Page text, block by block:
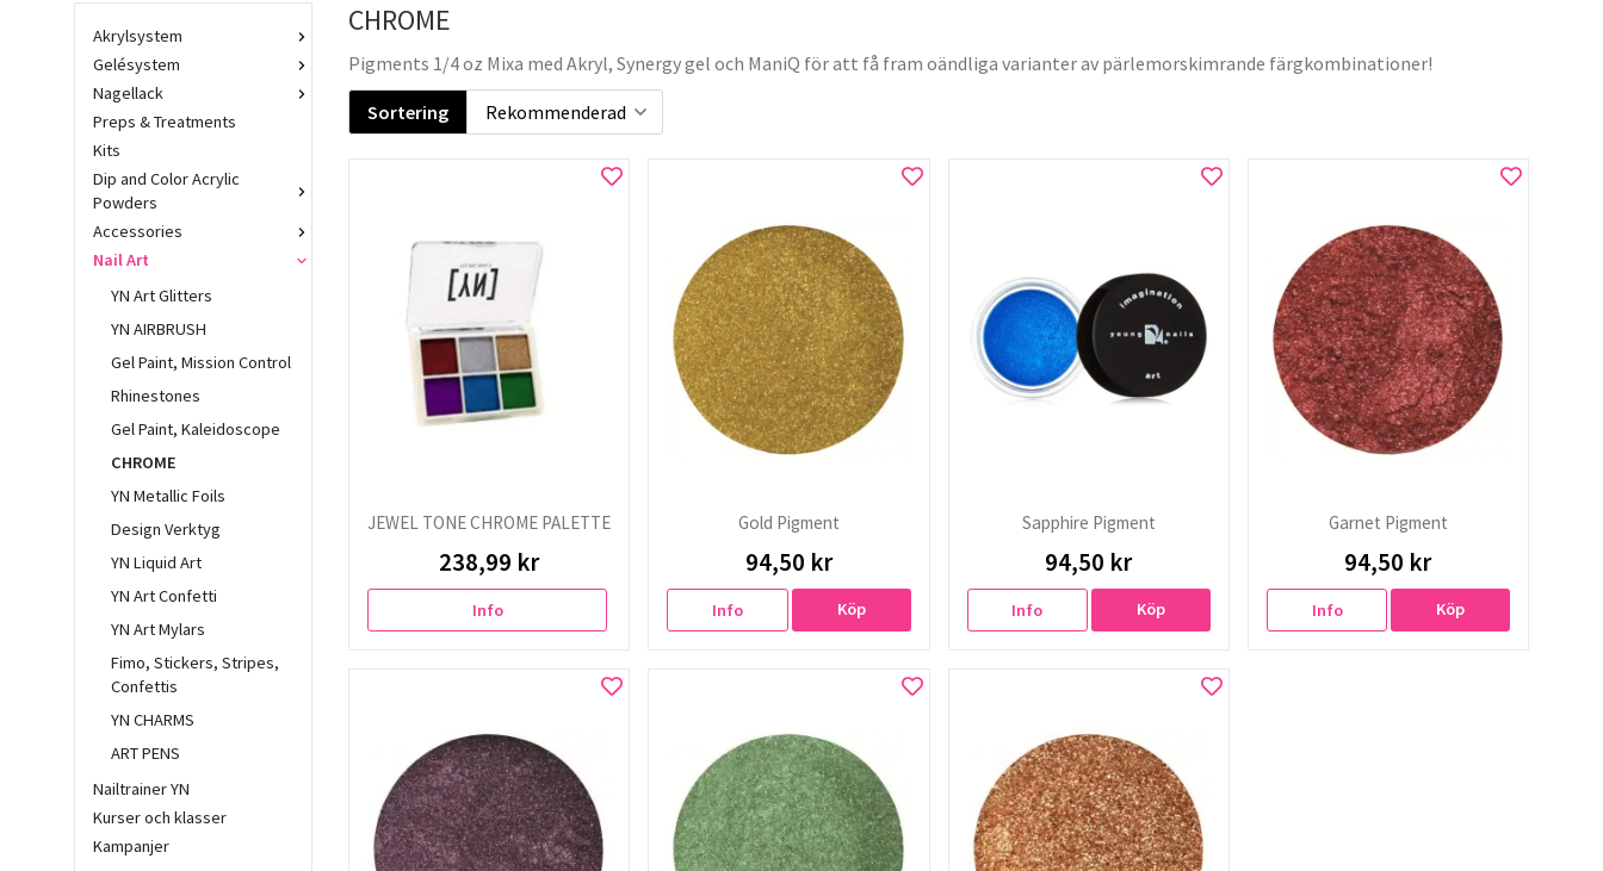
Akrylsystem
Gelésystem
Nagellack
Preps & Treatments
Kits
Dip and Color Acrylic
Powders
Accessories
Nail Art
YN Art Glitters
YN AIRBRUSH
Gel Paint, Mission Control
Rhinestones
Gel Paint, Kaleidoscope
CHROME
YN Metallic Foils
Design Verktyg
YN Liquid Art
YN Art Confetti
YN Art Mylars
Fimo, Stickers, Stripes,
Confettis
YN CHARMS
ART PENS
Nailtrainer YN
Kurser och klasser
Kampanjer
CHROME
Pigments 1/4 oz Mixa med Akryl, Synergy gel och ManiQ för att få fram oändliga varianter av pärlemorskimrande färgkombinationer!
Sortering
JEWEL TONE CHROME PALETTE
238,99 kr
Info
Gold Pigment
94,50 kr
Info Köp
Sapphire Pigment
94,50 kr
Info Köp
Garnet Pigment
94,50 kr
Info Köp